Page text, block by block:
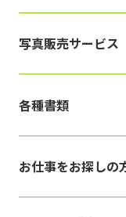
写真販売サービス
各種書類
お仕事をお探しの